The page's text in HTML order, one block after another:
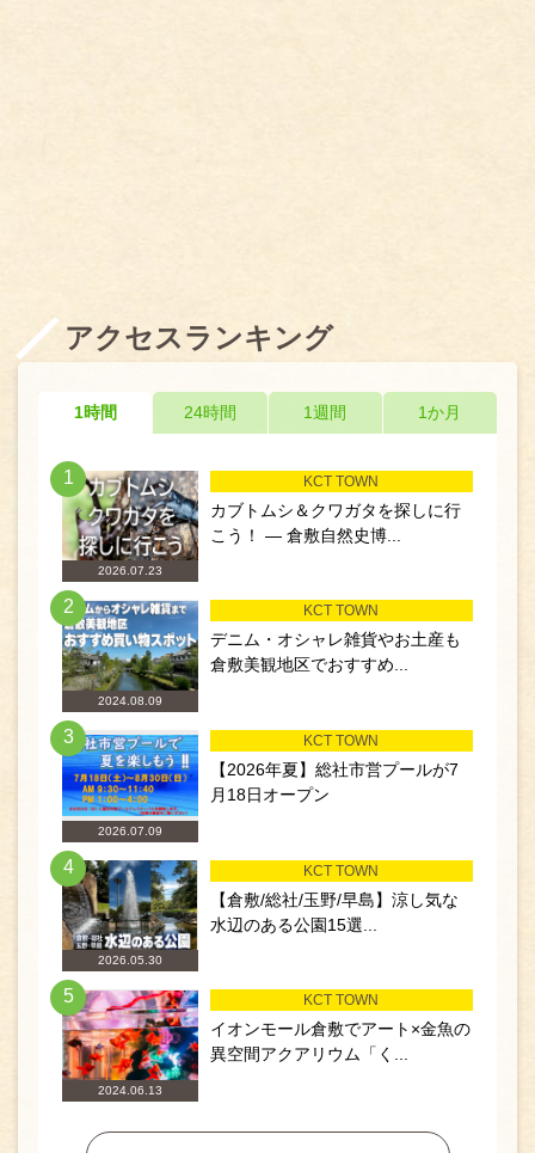
アクセスランキング
1時間 24時間 1週間 1か月
1
2026.07.23
KCT TOWN
カブトムシ＆クワガタを探しに行
こう！ ― 倉敷自然史博...
2
2024.08.09
KCT TOWN
デニム・オシャレ雑貨やお土産も
倉敷美観地区でおすすめ...
3
2026.07.09
KCT TOWN
【2026年夏】総社市営プールが7
月18日オープン
4
2026.05.30
KCT TOWN
【倉敷/総社/玉野/早島】涼し気な
水辺のある公園15選...
5
2024.06.13
KCT TOWN
イオンモール倉敷でアート×金魚の
異空間アクアリウム「く...